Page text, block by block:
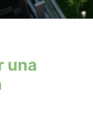
una